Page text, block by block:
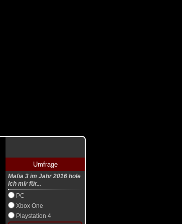
Umfrage
Mafia 3 im Jahr 2016 hole
ich mir für...
PC
Xbox One
Playstation 4